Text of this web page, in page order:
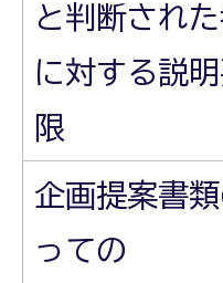
と判断され
に対する説
限
企画提案書
っての